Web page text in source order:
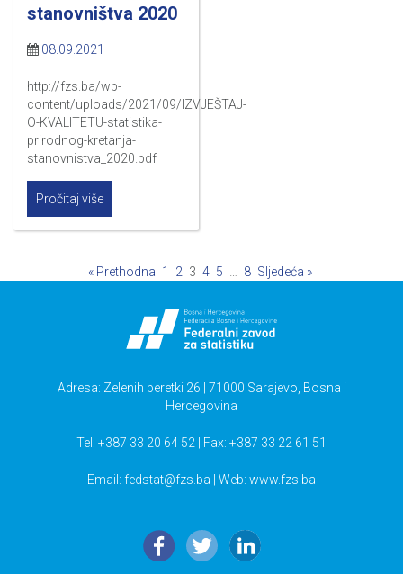
stanovništva 2020
08.09.2021
http://fzs.ba/wp-
content/uploads/2021/09/IZVJEŠTAJ-
O-KVALITETU-statistika-
prirodnog-kretanja-
stanovnistva_2020.pdf
Pročitaj više
« Prethodna 1 2 3 4 5 8 Sljedeća »
Adresa: Zelenih beretki 26 | 71000 Sarajevo, Bosna i
Hercegovina
Tel: +387 33 20 64 52 | Fax: +387 33 22 61 51
Email: fedstat@fzs.ba | Web: www.fzs.ba